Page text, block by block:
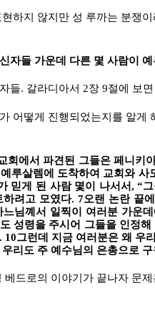
하지 않지만 성 루까는 분쟁
자들 가운데 다른 몇 사람이
들. 갈라디아서 2장 9절에 보
어떻게 진행되었는지를 알게
회에서 파견된 그들은 페니키
루살렘에 도착하여 교회와
믿게 된 사람 몇이 나서서, “
하려고 모였다. 7오랜 논란 끝
님꼐서 일찍이 여러분 가운
성령을 주시어 그들을 인정
10그런데 지금 여러분은 왜 우
리도 주 예수님의 은총으로
베드로의 이야기가 끝나자 문